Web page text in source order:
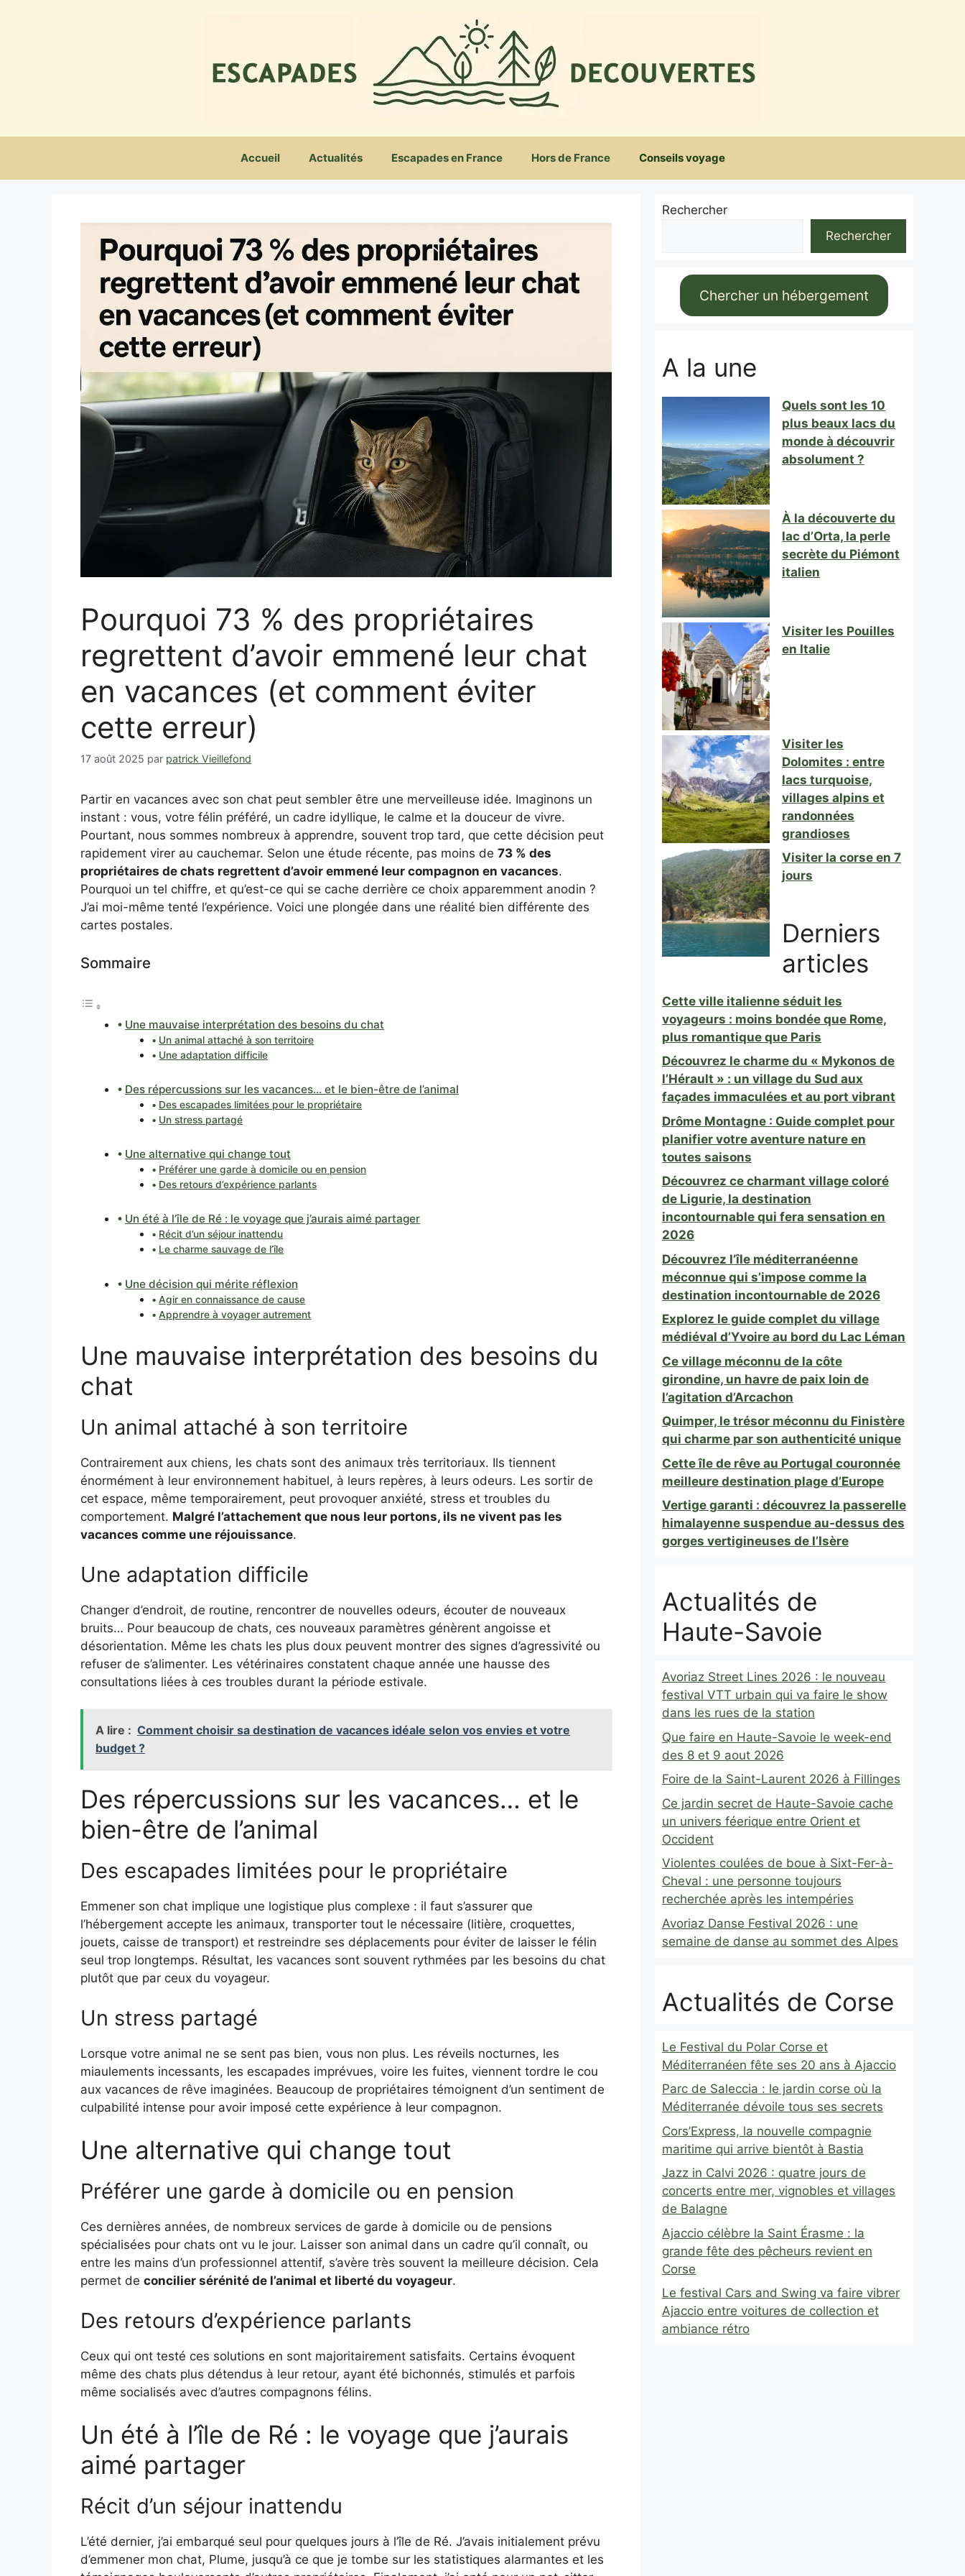
Accueil Actualités Escapades en France Hors de France Conseils voyage
Pourquoi 73 % des propriétaires
regrettent d’avoir emmené leur chat
en vacances (et comment éviter
cette erreur)
17 août 2025 par patrick Vieillefond
Partir en vacances avec son chat peut sembler être une merveilleuse idée. Imaginons un
instant : vous, votre félin préféré, un cadre idyllique, le calme et la douceur de vivre.
Pourtant, nous sommes nombreux à apprendre, souvent trop tard, que cette décision peut
rapidement virer au cauchemar. Selon une étude récente, pas moins de 73 % des
propriétaires de chats regrettent d’avoir emmené leur compagnon en vacances.
Pourquoi un tel chiffre, et qu’est-ce qui se cache derrière ce choix apparemment anodin ?
J’ai moi-même tenté l’expérience. Voici une plongée dans une réalité bien différente des
cartes postales.
Sommaire
Une mauvaise interprétation des besoins du chat
Un animal attaché à son territoire
Une adaptation difficile
Des répercussions sur les vacances… et le bien-être de l’animal
Des escapades limitées pour le propriétaire
Un stress partagé
Une alternative qui change tout
Préférer une garde à domicile ou en pension
Des retours d’expérience parlants
Un été à l’île de Ré : le voyage que j’aurais aimé partager
Récit d’un séjour inattendu
Le charme sauvage de l’île
Une décision qui mérite réflexion
Agir en connaissance de cause
Apprendre à voyager autrement
Une mauvaise interprétation des besoins du
chat
Un animal attaché à son territoire
Contrairement aux chiens, les chats sont des animaux très territoriaux. Ils tiennent
énormément à leur environnement habituel, à leurs repères, à leurs odeurs. Les sortir de
cet espace, même temporairement, peut provoquer anxiété, stress et troubles du
comportement. Malgré l’attachement que nous leur portons, ils ne vivent pas les
vacances comme une réjouissance.
Une adaptation difficile
Changer d’endroit, de routine, rencontrer de nouvelles odeurs, écouter de nouveaux
bruits… Pour beaucoup de chats, ces nouveaux paramètres génèrent angoisse et
désorientation. Même les chats les plus doux peuvent montrer des signes d’agressivité ou
refuser de s’alimenter. Les vétérinaires constatent chaque année une hausse des
consultations liées à ces troubles durant la période estivale.
A lire : Comment choisir sa destination de vacances idéale selon vos envies et votre
budget ?
Des répercussions sur les vacances… et le
bien-être de l’animal
Des escapades limitées pour le propriétaire
Emmener son chat implique une logistique plus complexe : il faut s’assurer que
l’hébergement accepte les animaux, transporter tout le nécessaire (litière, croquettes,
jouets, caisse de transport) et restreindre ses déplacements pour éviter de laisser le félin
seul trop longtemps. Résultat, les vacances sont souvent rythmées par les besoins du chat
plutôt que par ceux du voyageur.
Un stress partagé
Lorsque votre animal ne se sent pas bien, vous non plus. Les réveils nocturnes, les
miaulements incessants, les escapades imprévues, voire les fuites, viennent tordre le cou
aux vacances de rêve imaginées. Beaucoup de propriétaires témoignent d’un sentiment de
culpabilité intense pour avoir imposé cette expérience à leur compagnon.
Une alternative qui change tout
Préférer une garde à domicile ou en pension
Ces dernières années, de nombreux services de garde à domicile ou de pensions
spécialisées pour chats ont vu le jour. Laisser son animal dans un cadre qu’il connaît, ou
entre les mains d’un professionnel attentif, s’avère très souvent la meilleure décision. Cela
permet de concilier sérénité de l’animal et liberté du voyageur.
Des retours d’expérience parlants
Ceux qui ont testé ces solutions en sont majoritairement satisfaits. Certains évoquent
même des chats plus détendus à leur retour, ayant été bichonnés, stimulés et parfois
même socialisés avec d’autres compagnons félins.
Un été à l’île de Ré : le voyage que j’aurais
aimé partager
Récit d’un séjour inattendu
L’été dernier, j’ai embarqué seul pour quelques jours à l’île de Ré. J’avais initialement prévu
d’emmener mon chat, Plume, jusqu’à ce que je tombe sur les statistiques alarmantes et les
Rechercher
Rechercher
Chercher un hébergement
A la une
Quels sont les 10
plus beaux lacs du
monde à découvrir
absolument ?
À la découverte du
lac d’Orta, la perle
secrète du Piémont
italien
Visiter les Pouilles
en Italie
Visiter les
Dolomites : entre
lacs turquoise,
villages alpins et
randonnées
grandioses
Visiter la corse en 7
jours
Derniers
articles
Cette ville italienne séduit les
voyageurs : moins bondée que Rome,
plus romantique que Paris
Découvrez le charme du « Mykonos de
l’Hérault » : un village du Sud aux
façades immaculées et au port vibrant
Drôme Montagne : Guide complet pour
planifier votre aventure nature en
toutes saisons
Découvrez ce charmant village coloré
de Ligurie, la destination
incontournable qui fera sensation en
2026
Découvrez l’île méditerranéenne
méconnue qui s’impose comme la
destination incontournable de 2026
Explorez le guide complet du village
médiéval d’Yvoire au bord du Lac Léman
Ce village méconnu de la côte
girondine, un havre de paix loin de
l’agitation d’Arcachon
Quimper, le trésor méconnu du Finistère
qui charme par son authenticité unique
Cette île de rêve au Portugal couronnée
meilleure destination plage d’Europe
Vertige garanti : découvrez la passerelle
himalayenne suspendue au-dessus des
gorges vertigineuses de l’Isère
Actualités de
Haute-Savoie
Avoriaz Street Lines 2026 : le nouveau
festival VTT urbain qui va faire le show
dans les rues de la station
Que faire en Haute-Savoie le week-end
des 8 et 9 aout 2026
Foire de la Saint-Laurent 2026 à Fillinges
Ce jardin secret de Haute-Savoie cache
un univers féerique entre Orient et
Occident
Violentes coulées de boue à Sixt-Fer-à-
Cheval : une personne toujours
recherchée après les intempéries
Avoriaz Danse Festival 2026 : une
semaine de danse au sommet des Alpes
Actualités de Corse
Le Festival du Polar Corse et
Méditerranéen fête ses 20 ans à Ajaccio
Parc de Saleccia : le jardin corse où la
Méditerranée dévoile tous ses secrets
Cors’Express, la nouvelle compagnie
maritime qui arrive bientôt à Bastia
Jazz in Calvi 2026 : quatre jours de
concerts entre mer, vignobles et villages
de Balagne
Ajaccio célèbre la Saint Érasme : la
grande fête des pêcheurs revient en
Corse
Le festival Cars and Swing va faire vibrer
Ajaccio entre voitures de collection et
ambiance rétro